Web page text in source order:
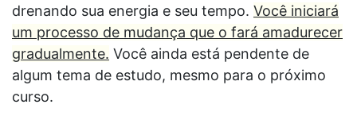
drenando sua energia e seu tempo. Você iniciará
um processo de mudança que o fará amadurecer
gradualmente. Você ainda está pendente de
algum tema de estudo, mesmo para o próximo
curso.